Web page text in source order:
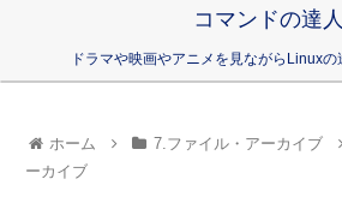
コマンドの達人
ドラマや映画やアニメを見ながらLinux
ホーム 7.ファイル・アーカイブ
ーカイブ